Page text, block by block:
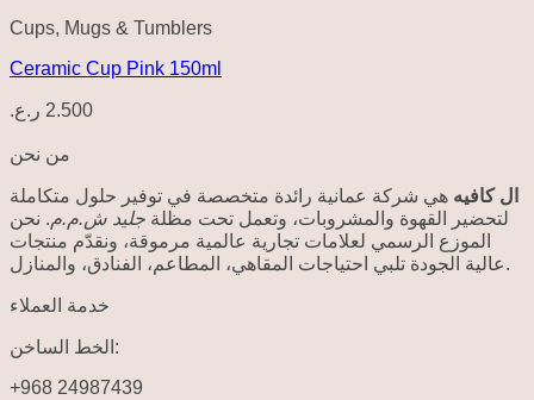
Cups, Mugs & Tumblers
Ceramic Cup Pink 150ml
2.500 ر.ع.
من نحن
ال كافيه هي شركة عمانية رائدة متخصصة في توفير حلول متكاملة
لتحضير القهوة والمشروبات، وتعمل تحت مظلة جليد ش.م.م. نحن
الموزع الرسمي لعلامات تجارية عالمية مرموقة، ونقدّم منتجات
عالية الجودة تلبي احتياجات المقاهي، المطاعم، الفنادق، والمنازل.
خدمة العملاء
الخط الساخن:
+968 24987439